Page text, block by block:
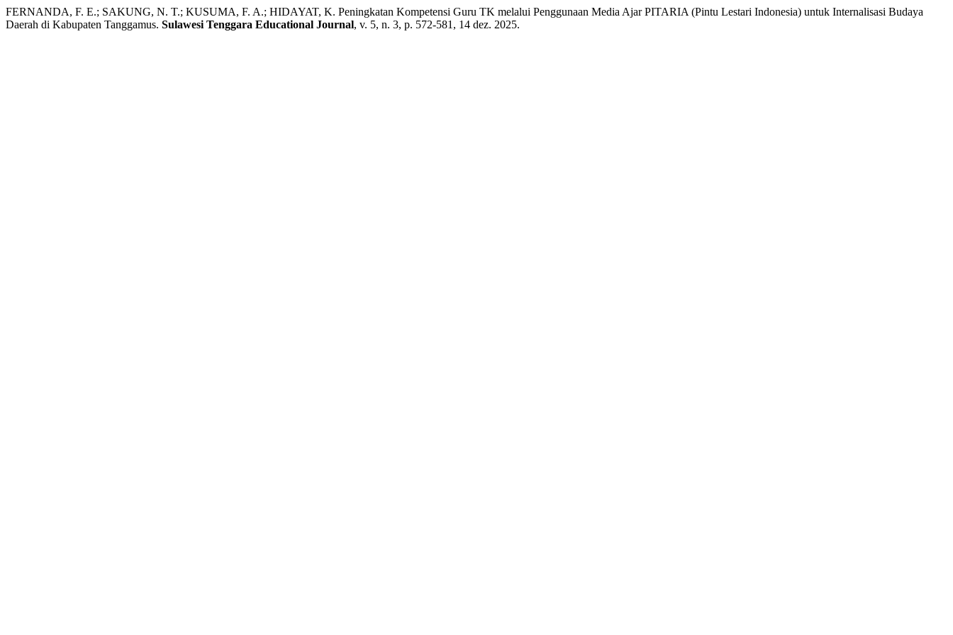
FERNANDA, F. E.; SAKUNG, N. T.; KUSUMA, F. A.; HIDAYAT, K. Peningkatan Kompetensi Guru TK melalui Penggunaan Media Ajar PITARIA (Pintu Lestari Indonesia) untuk Internalisasi Budaya
Daerah di Kabupaten Tanggamus. Sulawesi Tenggara Educational Journal, v. 5, n. 3, p. 572-581, 14 dez. 2025.